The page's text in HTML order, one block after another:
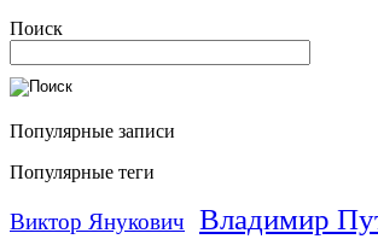
Поиск
Популярные записи
Популярные теги
Виктор Янукович Владимир